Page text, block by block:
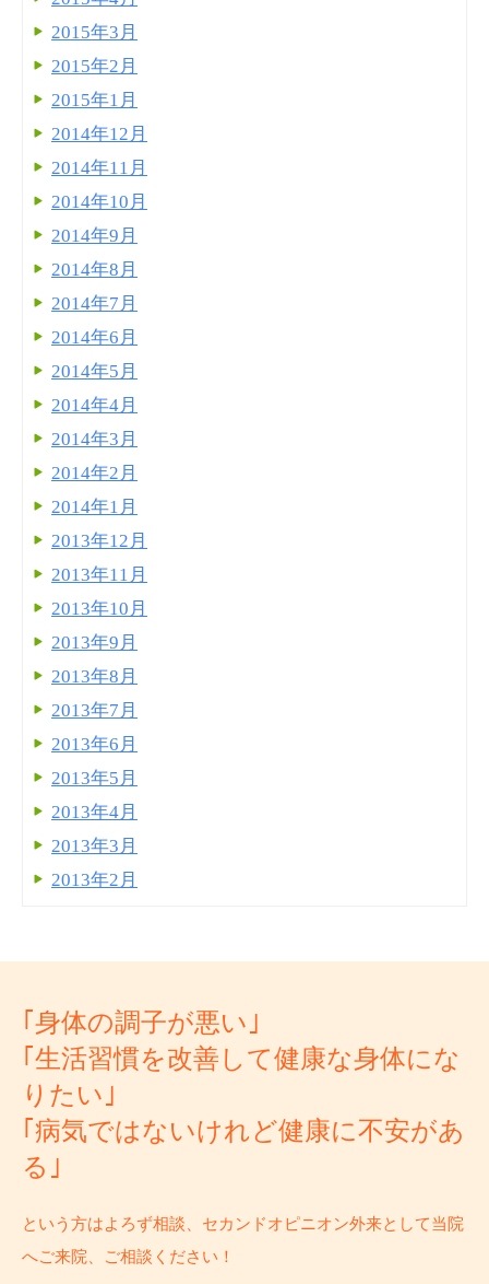
2015年3月
2015年2月
2015年1月
2014年12月
2014年11月
2014年10月
2014年9月
2014年8月
2014年7月
2014年6月
2014年5月
2014年4月
2014年3月
2014年2月
2014年1月
2013年12月
2013年11月
2013年10月
2013年9月
2013年8月
2013年7月
2013年6月
2013年5月
2013年4月
2013年3月
2013年2月
｢身体の調子が悪い｣
｢生活習慣を改善して健康な身体にな
りたい｣
｢病気ではないけれど健康に不安があ
る｣
という方はよろず相談、セカンドオピニオン外来として当院
へご来院、ご相談ください！